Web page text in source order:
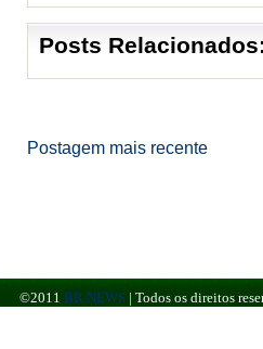
Posts
Postagem mais recente
©2011 BR NEWS | Todos os direitos